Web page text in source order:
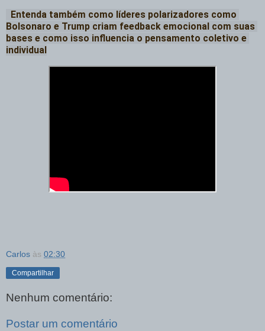
Bolsonaro e Trump criam feedback emocional com suas
bases e como isso influencia o pensamento coletivo e
individual
Carlos às 02:30
Compartilhar
Nenhum comentário:
Postar um comentário